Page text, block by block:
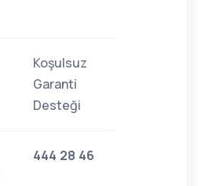
Koşulsuz
Garanti
Desteği
444 28 46